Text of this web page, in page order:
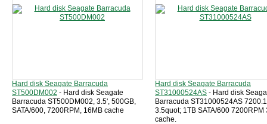
Hard disk Seagate Barracuda
ST500DM002 - Hard disk Seagate
Barracuda ST500DM002, 3.5', 500GB,
SATA/600, 7200RPM, 16MB cache
Hard disk Seagate Barracuda
ST31000524AS - Hard disk
Barracuda ST31000524AS
3.5quot; 1TB SATA/600 7200RPM
cache.